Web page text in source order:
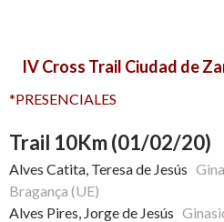
IV Cross Trail Ciudad de
*PRESENCIALES
Trail 10Km (01/02/20)
Alves Catita, Teresa de Jesús
Bragança (UE)
Alves Pires, Jorge de Jesús